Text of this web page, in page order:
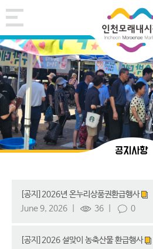
공지사항
[공지]2026년 온누리상품권환급행사
June 9, 2026
36 0
[공지]2026 설맞이 농축산물 환급행사